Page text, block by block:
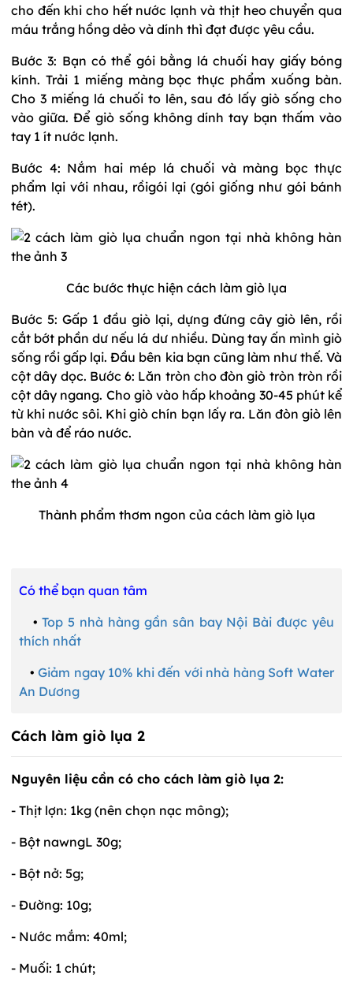
cho đến khi cho hết nước lạnh và thịt heo chuyển qua
máu trắng hồng dẻo và dính thì đạt được yêu cầu.
Bước 3: Bạn có thể gói bằng lá chuối hay giấy bóng
kính. Trải 1 miếng màng bọc thực phẩm xuống bàn.
Cho 3 miếng lá chuối to lên, sau đó lấy giò sống cho
vào giữa. Để giò sống không dính tay bạn thấm vào
tay 1 ít nước lạnh.
Bước 4: Nắm hai mép lá chuối và màng bọc thực
phẩm lại với nhau, rồigói lại (gói giống như gói bánh
tét).
Các bước thực hiện cách làm giò lụa
Bước 5: Gấp 1 đầu giò lại, dựng đứng cây giò lên, rồi
cắt bớt phần dư nếu lá dư nhiều. Dùng tay ấn mình giò
sống rồi gấp lại. Đầu bên kia bạn cũng làm như thế. Và
cột dây dọc. Bước 6: Lăn tròn cho đòn giò tròn tròn rồi
cột dây ngang. Cho giò vào hấp khoảng 30-45 phút kể
từ khi nước sôi. Khi giò chín bạn lấy ra. Lăn đòn giò lên
bàn và để ráo nước.
Thành phẩm thơm ngon của cách làm giò lụa
Có thể bạn quan tâm
•Top 5 nhà hàng gần sân bay Nội Bài được yêu
thích nhất
• Giảm ngay 10% khi đến với nhà hàng Soft Water
An Dương
Cách làm giò lụa 2
Nguyên liệu cần có cho cách làm giò lụa 2:
- Thịt lợn: 1kg (nên chọn nạc mông);
- Bột nawngL 30g;
- Bột nở: 5g;
- Đường: 10g;
- Nước mắm: 40ml;
- Muối: 1 chút;